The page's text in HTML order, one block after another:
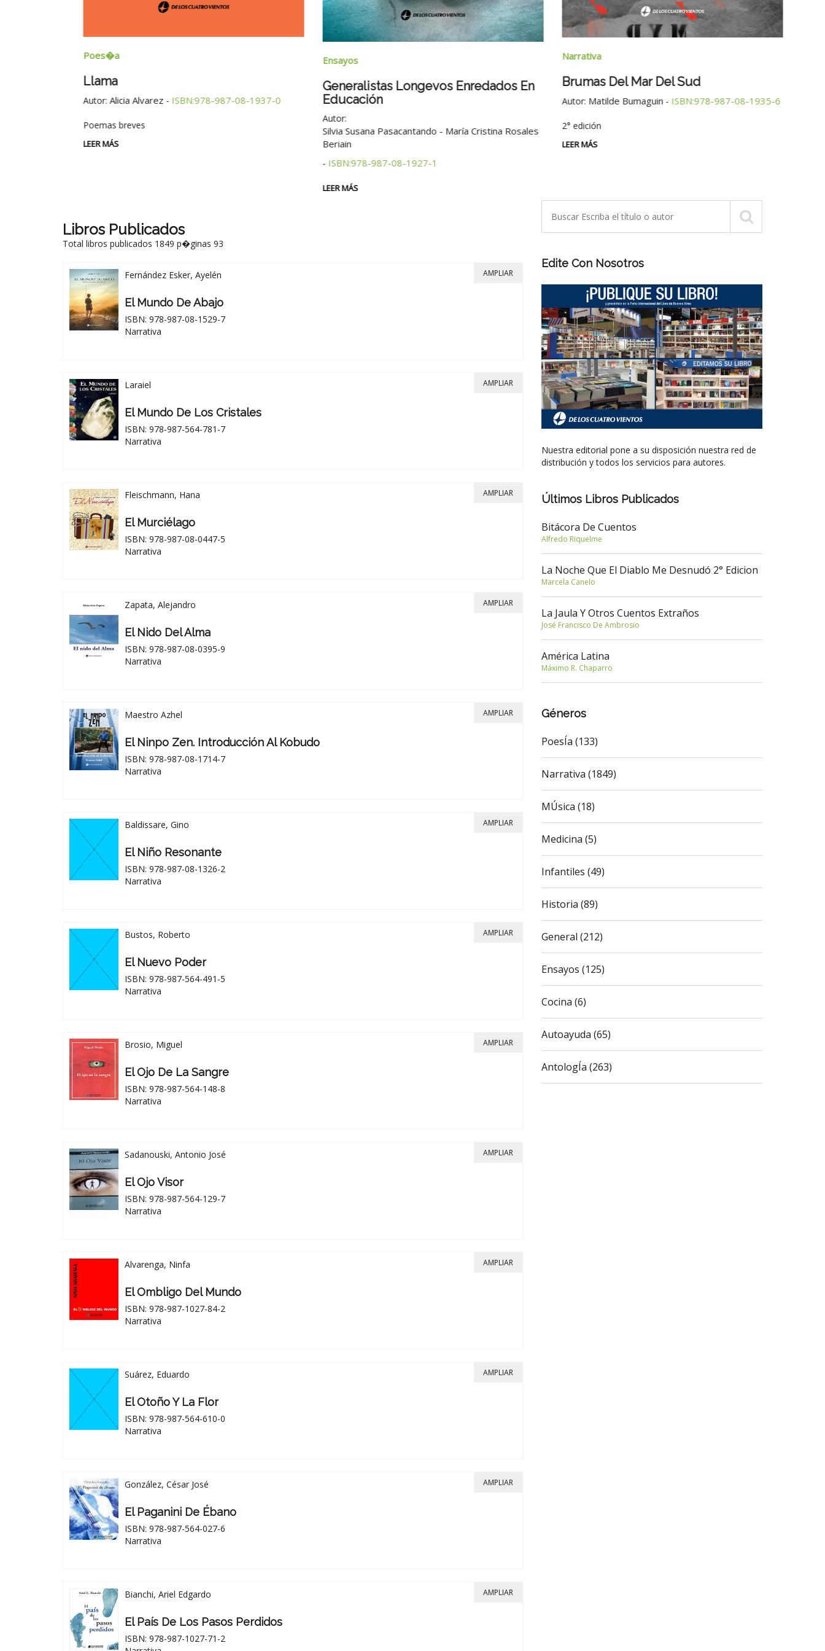
Poes�a
Llama
Autor: Alicia Alvarez- ISBN:978-987-08-1937-0
Poemas breves
LEER MÁS
Ensayos
Generalistas Longevos Enredados En
Educación
Autor:
Silvia Susana Pasacantando - María Cristina Rosales
Beriain
- ISBN:978-987-08-1927-1
LEER MÁS
Narrativa
Brumas Del Mar Del Sud
Autor: Matilde Bumaguin- ISBN:978-987-08-1935-6
2° edición
LEER MÁS
Libros Publicados
Total libros publicados 1849 p�ginas 93
Fernández Esker, Ayelén
El Mundo De Abajo
ISBN: 978-987-08-1529-7
Narrativa
AMPLIAR
Laraiel
El Mundo De Los Cristales
ISBN: 978-987-564-781-7
Narrativa
AMPLIAR
Fleischmann, Hana
El Murciélago
ISBN: 978-987-08-0447-5
Narrativa
AMPLIAR
Zapata, Alejandro
El Nido Del Alma
ISBN: 978-987-08-0395-9
Narrativa
AMPLIAR
Maestro Azhel
El Ninpo Zen. Introducción Al Kobudo
ISBN: 978-987-08-1714-7
Narrativa
AMPLIAR
Baldissare, Gino
El Niño Resonante
ISBN: 978-987-08-1326-2
Narrativa
AMPLIAR
Bustos, Roberto
El Nuevo Poder
ISBN: 978-987-564-491-5
Narrativa
AMPLIAR
Brosio, Miguel
El Ojo De La Sangre
ISBN: 978-987-564-148-8
Narrativa
AMPLIAR
Sadanouski, Antonio José
El Ojo Visor
ISBN: 978-987-564-129-7
Narrativa
AMPLIAR
Alvarenga, Ninfa
El Ombligo Del Mundo
ISBN: 978-987-1027-84-2
Narrativa
AMPLIAR
Suárez, Eduardo
El Otoño Y La Flor
ISBN: 978-987-564-610-0
Narrativa
AMPLIAR
González, César José
El Paganini De Ébano
ISBN: 978-987-564-027-6
Narrativa
AMPLIAR
Bianchi, Ariel Edgardo
El País De Los Pasos Perdidos
ISBN: 978-987-1027-71-2
AMPLIAR
Edite Con Nosotros
Nuestra editorial pone a su disposición nuestra red de
distribución y todos los servicios para autores.
Últimos Libros Publicados
Bitácora De Cuentos
Alfredo Riquelme
La Noche Que El Diablo Me Desnudó 2° Edicion
Marcela Canelo
La Jaula Y Otros Cuentos Extraños
José Francisco De Ambrosio
América Latina
Máximo R. Chaparro
Géneros
PoesÍa (133)
Narrativa (1849)
MÚsica (18)
Medicina (5)
Infantiles (49)
Historia (89)
General (212)
Ensayos (125)
Cocina (6)
Autoayuda (65)
AntologÍa (263)